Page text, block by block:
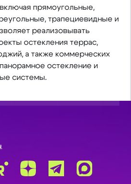
прямоугольные,
трапециевидные и
реализовывать
остекления террас,
а также коммерческих
остекление и
системы.